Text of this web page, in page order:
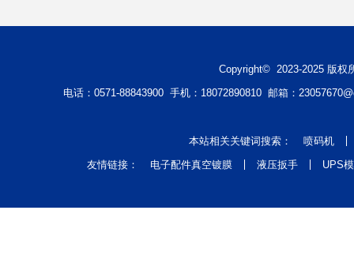
Copyright© 2023-2025 版权
电话：0571-88843900 手机：18072890810 邮箱：
本站相关关键词搜索：
喷码机
友情链接：
电子配件真空镀膜 液压扳手 UPS